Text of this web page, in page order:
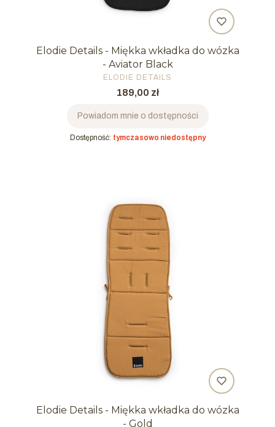
Elodie Details - Miękka wkładka do wózka
- Aviator Black
PRODUCENT
ELODIE DETAILS
Cena
189,00 zł
Powiadom mnie o dostępności
Dostępność: tymczasowo niedostępny
Elodie Details - Miękka wkładka do wózka
- Gold